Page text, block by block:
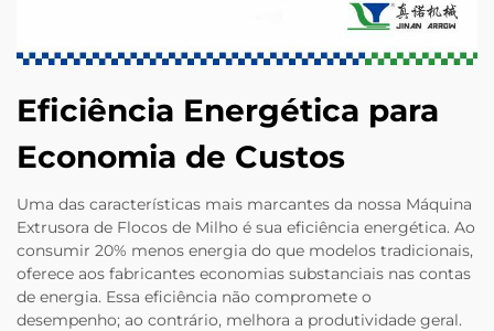
Eficiência Energética para
Economia de Custos
Uma das características mais marcantes da nossa Máquina
Extrusora de Flocos de Milho é sua eficiência energética. Ao
consumir 20% menos energia do que modelos tradicionais,
oferece aos fabricantes economias substanciais nas contas
de energia. Essa eficiência não compromete o
desempenho; ao contrário, melhora a produtividade geral.